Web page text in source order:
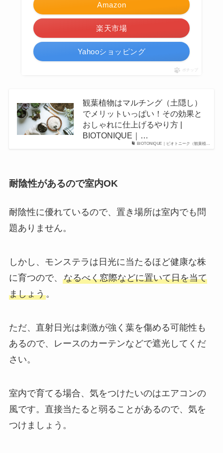
Amazon
楽天市場
Yahooショッピング
ポチップ
BIOTONIQUE｜ビオトニーク（観葉植…
観葉植物はマルチング（土隠し）
でメリットいっぱい！その効果と
おしゃれに仕上げるやり方 |
BIOTONIQUE｜…
耐陰性があるので室内OK
耐陰性に優れているので、置き場所は室内でも問
題ありません。
しかし、モンステラは日光に当たるほど健康な株
に育つので、 なるべく窓際などに置いて日を当て
ましょう。
ただ、 直射日光は刺激が強く葉を傷める可能性も
あるので、レースのカーテンなどで遮光してくだ
さい。
室内で育てる場合、気をつけたいのはエアコンの
風です。直接当たると弱ることがあるので、気を
つけましょう。